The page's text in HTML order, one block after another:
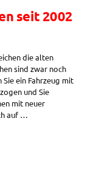
seit 2002
die alten
sind zwar noch
ein Fahrzeug mit
und Sie
mit neuer
auf …